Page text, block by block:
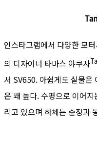
인스타그램에서 다양한 모
의 디자이너 타마스 야쿠사
서 SV650. 아쉽게도 실물은
은 꽤 높다. 수평으로 이어
리고 있으며 하체는 순정과